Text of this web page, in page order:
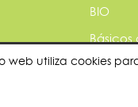
web utiliza cookies
BIO
Básicos